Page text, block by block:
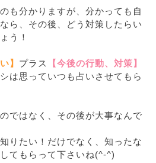
も分かりますが、分かっても自
ら、その後、どう対策したらい
う！
】 プラス
【今後の行動、対策】
は思っていつも占いさせてもら
ではなく、その後が大事なんで
りたい！だけでなく、知ったな
てもらって下さいね(^-^)